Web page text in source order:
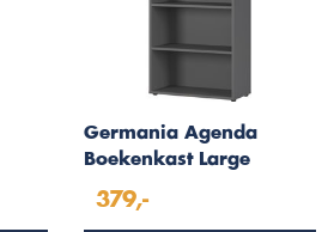
Germania Agenda
Boekenkast Large
379,-